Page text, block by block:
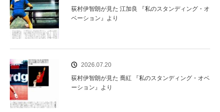
荻村伊智朗が見た 江加良 『私のスタンディング・オ
ベーション』より
2026.07.20
荻村伊智朗が見た 喬紅 『私のスタンディング・オベ
ーション』より